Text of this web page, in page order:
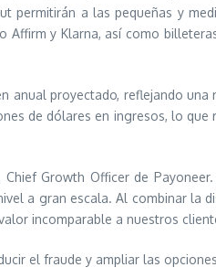
permitirán a las pequeñas y
Affirm y Klarna, así como
anual proyectado, reflejando
de dólares en ingresos, lo que
Growth Officer de
a gran escala. Al combinar la
incomparable a nuestros
el fraude y ampliar las